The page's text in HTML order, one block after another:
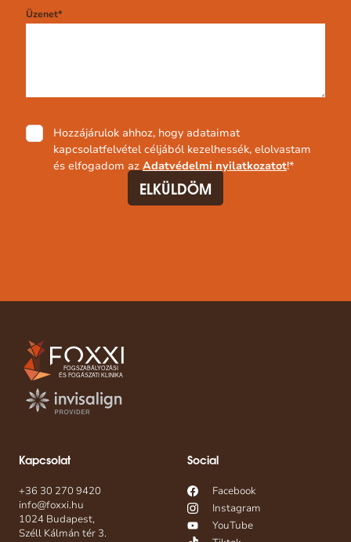
Üzenet*
Adatvédelmi
nyilatkozat*
Hozzájárulok ahhoz, hogy adataimat
kapcsolatfelvétel céljából kezelhessék, elolvastam
és elfogadom az Adatvédelmi nyilatkozatot!*
Kapcsolat
+36 30 270 9420
info@foxxi.hu
1024 Budapest,
Széll Kálmán tér 3.
Social
Facebook
Instagram
YouTube